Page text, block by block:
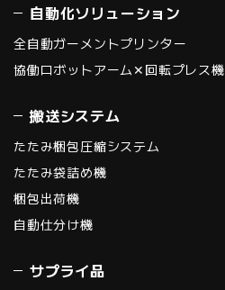
自動化ソリューション
全自動ガーメントプリンター
協働ロボットアーム✕回転プレス機
搬送システム
たたみ梱包圧縮システム
たたみ袋詰め機
梱包出荷機
自動仕分け機
サプライ品